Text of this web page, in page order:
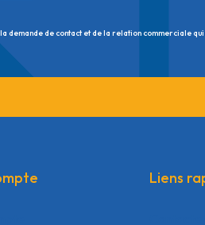
de contact et de la relation commerciale
Liens